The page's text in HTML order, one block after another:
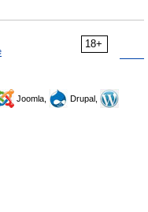
18+
Joomla,
Drupal,